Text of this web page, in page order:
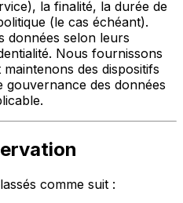
la finalité, la durée de
(le cas échéant).
données selon leurs
Nous fournissons
des dispositifs
gouvernance des données
comme suit :